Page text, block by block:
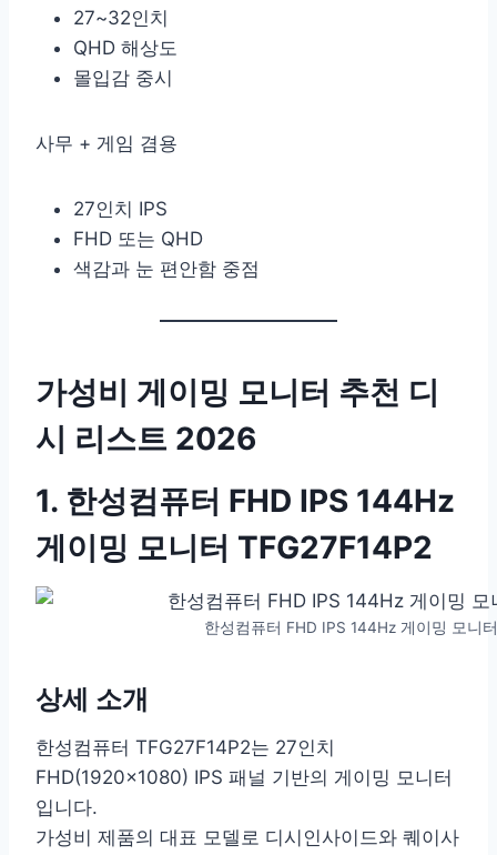
27~32인치
QHD 해상도
몰입감 중시
사무 + 게임 겸용
27인치 IPS
FHD 또는 QHD
색감과 눈 편안함 중점
가성비 게이밍 모니터 추천 디
시 리스트 2026
1. 한성컴퓨터 FHD IPS 144Hz
게이밍 모니터 TFG27F14P2
한성컴퓨터 FHD IPS 144Hz 게이밍 모니
상세 소개
한성컴퓨터 TFG27F14P2는 27인치
FHD(1920×1080) IPS 패널 기반의 게이밍 모니터
입니다.
가성비 제품의 대표 모델로 디시인사이드와 퀘이사